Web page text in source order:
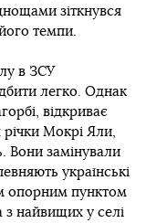
зіткнувся
темпи.
в ЗСУ
легко. Однак
відкриває
річки Мокрі Яли,
Вони замінували
українські
опорним пунктом
з найвищих у селі